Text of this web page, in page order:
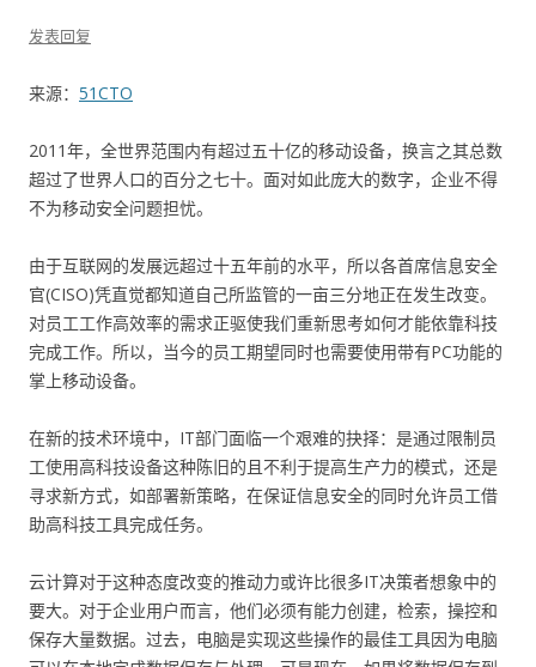
发表回复
来源： 51CTO
2011年，全世界范围内有超过五十亿的移动设备，换言之其总数
超过了世界人口的百分之七十。面对如此庞大的数字，企业不得
不为移动安全问题担忧。
由于互联网的发展远超过十五年前的水平，所以各首席信息安全
官(CISO)凭直觉都知道自己所监管的一亩三分地正在发生改变。
对员工工作高效率的需求正驱使我们重新思考如何才能依靠科技
完成工作。所以，当今的员工期望同时也需要使用带有PC功能的
掌上移动设备。
在新的技术环境中，IT部门面临一个艰难的抉择：是通过限制员
工使用高科技设备这种陈旧的且不利于提高生产力的模式，还是
寻求新方式，如部署新策略，在保证信息安全的同时允许员工借
助高科技工具完成任务。
云计算对于这种态度改变的推动力或许比很多IT决策者想象中的
要大。对于企业用户而言，他们必须有能力创建，检索，操控和
保存大量数据。过去，电脑是实现这些操作的最佳工具因为电脑